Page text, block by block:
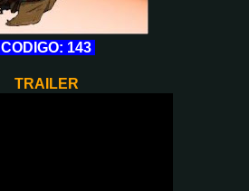
CODIGO: 143
TRAILER